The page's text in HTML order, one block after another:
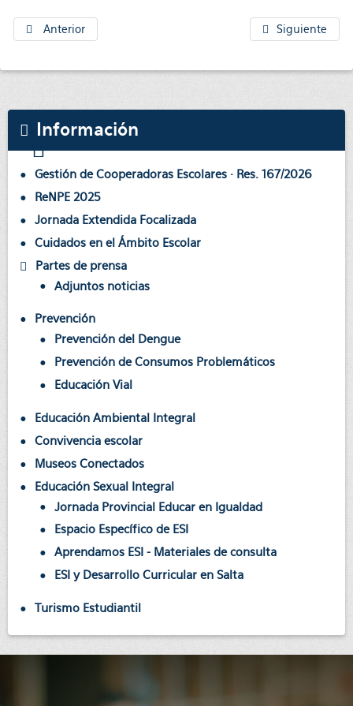
Anterior Siguiente
Información
Gestión de Cooperadoras Escolares · Res. 167/2026
ReNPE 2025
Jornada Extendida Focalizada
Cuidados en el Ámbito Escolar
Partes de prensa
Adjuntos noticias
Prevención
Prevención del Dengue
Prevención de Consumos Problemáticos
Educación Vial
Educación Ambiental Integral
Convivencia escolar
Museos Conectados
Educación Sexual Integral
Jornada Provincial Educar en Igualdad
Espacio Específico de ESI
Aprendamos ESI - Materiales de consulta
ESI y Desarrollo Curricular en Salta
Turismo Estudiantil